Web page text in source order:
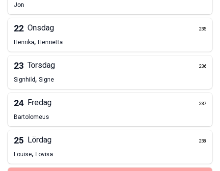
Jon
22 Onsdag 235
Henrika, Henrietta
23 Torsdag 236
Signhild, Signe
24 Fredag 237
Bartolomeus
25 Lördag 238
Louise, Lovisa